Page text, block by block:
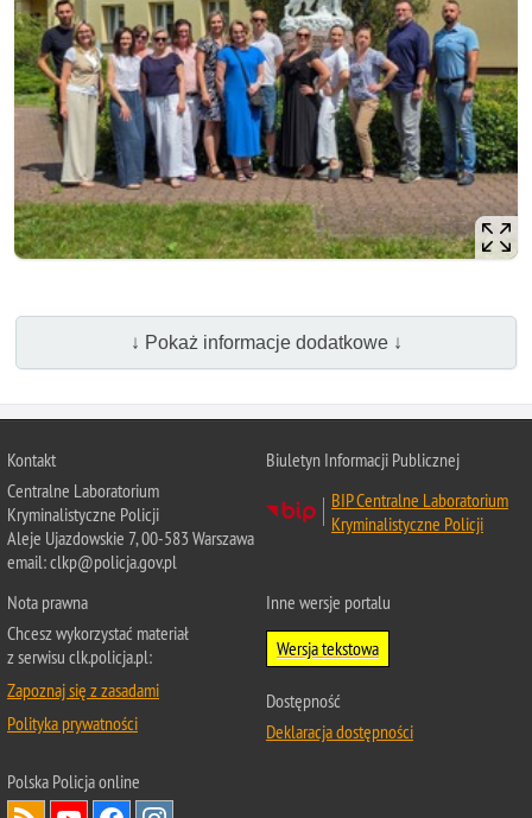
↓ Pokaż informacje dodatkowe ↓
Kontakt
Centralne Laboratorium
Kryminalistyczne Policji
Aleje Ujazdowskie 7, 00-583 Warszawa
email: clkp@policja.gov.pl
Biuletyn Informacji Publicznej
BIP Centralne Laboratorium
Kryminalistyczne Policji
Nota prawna
Chcesz wykorzystać materiał
z serwisu clk.policja.pl:
Zapoznaj się z zasadami
Polityka prywatności
Inne wersje portalu
Wersja tekstowa
Dostępność
Deklaracja dostępności
Polska Policjaonline